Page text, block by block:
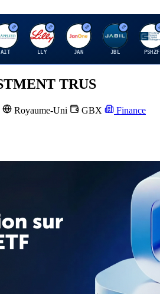
A
AIT
E
LLY
J
JAN
J
JBL
P
PSHZF
TRUS
Royaume-Uni GBX Finance